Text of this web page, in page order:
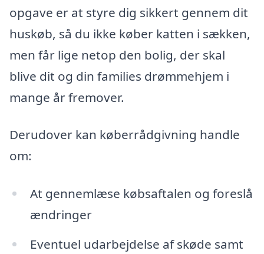
opgave er at styre dig sikkert gennem dit
huskøb, så du ikke køber katten i sækken,
men får lige netop den bolig, der skal
blive dit og din families drømmehjem i
mange år fremover.
Derudover kan køberrådgivning handle
om:
At gennemlæse købsaftalen og foreslå
ændringer
Eventuel udarbejdelse af skøde samt